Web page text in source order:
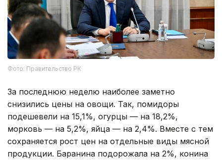
Фото: Правительство РК
За последнюю неделю наиболее заметно
снизились цены на овощи. Так, помидоры
подешевели на 15,1%, огурцы — на 18,2%,
морковь — на 5,2%, яйца — на 2,4%. Вместе с тем
сохраняется рост цен на отдельные виды мясной
продукции. Баранина подорожала на 2%, конина